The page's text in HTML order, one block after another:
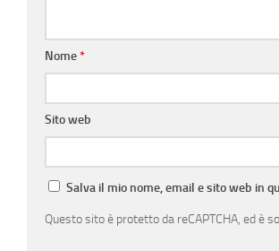
Nome*
Sito web
Salva il mio nome, email e sito web in
Questo sito è protetto da reCAPTCHA, ed è